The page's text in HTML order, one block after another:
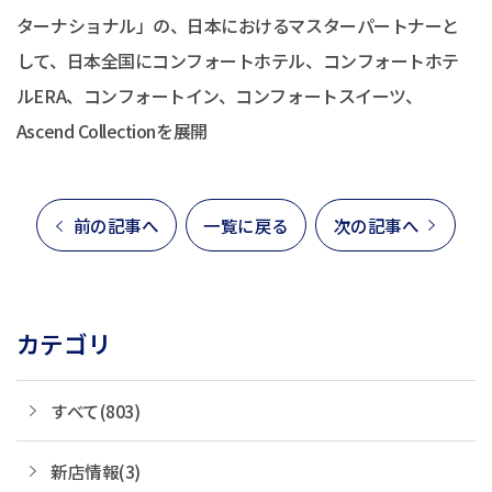
ターナショナル」の、日本におけるマスターパートナーと
して、日本全国にコンフォートホテル、コンフォートホテ
ルERA、コンフォートイン、コンフォートスイーツ、
Ascend Collectionを展開
前の記事へ 一覧に戻る 次の記事へ
カテゴリ
すべて(803)
新店情報(3)